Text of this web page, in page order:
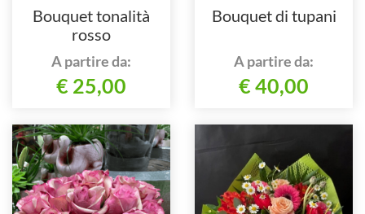
Bouquet tonalità
rosso
A partire da:
€ 25,00
Bouquet di tupani
A partire da:
€ 40,00